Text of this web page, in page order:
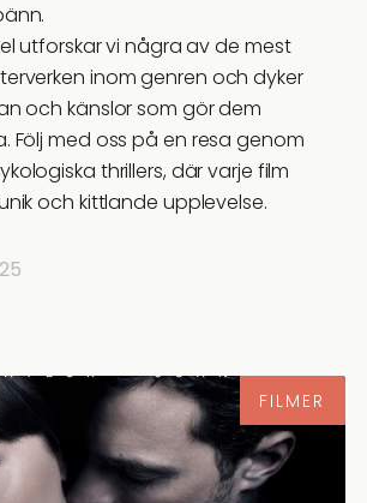
utforskar vi några av de mest
inom genren och dyker
och känslor som gör dem
Följ med oss på en resa genom
thrillers, där varje film
och kittlande upplevelse.
FILMER